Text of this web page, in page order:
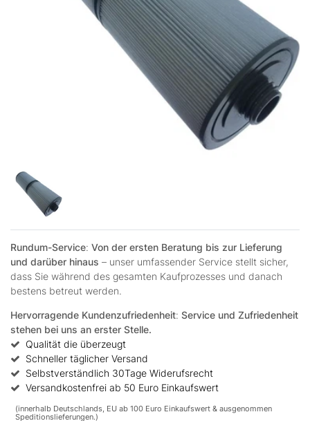
Rundum-Service: Von der ersten Beratung bis zur Lieferung
und darüber hinaus – unser umfassender Service stellt sicher,
dass Sie während des gesamten Kaufprozesses und danach
bestens betreut werden.
Hervorragende Kundenzufriedenheit: Service und Zufriedenheit
stehen bei uns an erster Stelle.
Qualität die überzeugt
Schneller täglicher Versand
Selbstverständlich 30Tage Widerufsrecht
Versandkostenfrei ab 50 Euro Einkaufswert
(innerhalb Deutschlands, EU ab 100 Euro Einkaufswert & ausgenommen
Speditionslieferungen.)